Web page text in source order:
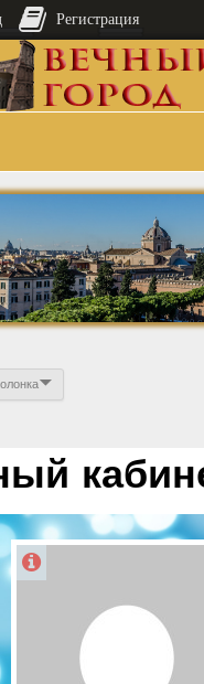
Регистрация